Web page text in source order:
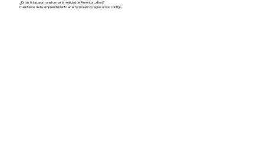
¿Estás lista para transformar la realidad de América Latina?
Cuéntanos de tu emprendimiento en el formulario y regresamos contigo.